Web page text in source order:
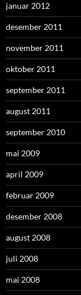
januar 2012
desember 2011
november 2011
oktober 2011
september 2011
august 2011
september 2010
mai 2009
april 2009
februar 2009
desember 2008
august 2008
juli 2008
mai 2008